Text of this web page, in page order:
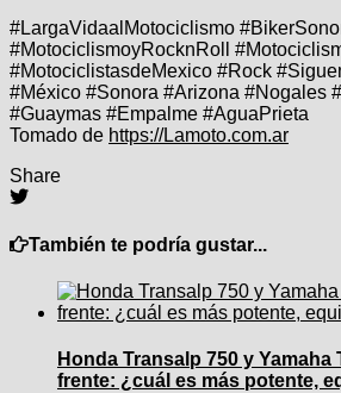
#LargaVidaalMotociclismo
#MotociclismoyRocknRoll
#MotociclistasdeMexico #Rock
#México #Sonora #Arizona #Nogales
#Guaymas #Empalme #AguaPrieta
Tomado de https://Lamoto.com.ar
Share
También te podría gustar...
Honda Transalp 750 y Yamaha
frente: ¿cuál es más potente,